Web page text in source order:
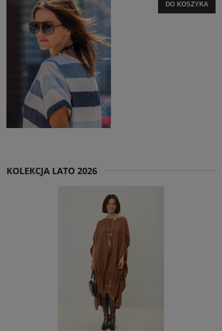
DO KOSZYKA
KOLEKCJA LATO 2026